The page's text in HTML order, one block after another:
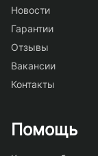
Новости
Гарантии
Отзывы
Вакансии
Контакты
Помощь